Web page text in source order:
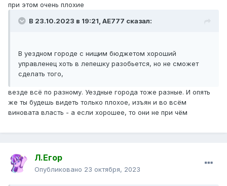
при этом очень плохие
В 23.10.2023 в 19:21, AE777 сказал:
В уездном городе с нищим бюджетом хороший
управленец хоть в лепешку разобьется, но не сможет
сделать того,
везде всё по разному. Уездные города тоже разные. И опять
же ты будешь видеть только плохое, изъян и во всём
виновата власть - а если хорошее, то они не при чём
Л.Егор
Опубликовано 23 октября, 2023